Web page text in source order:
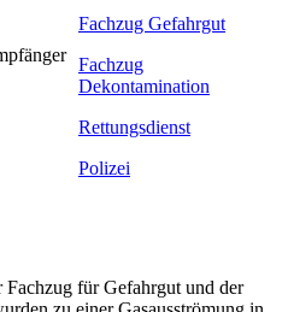
Fachzug Gefahrgut
Fachzug
Dekontamination
Rettungsdienst
Polizei
für Gefahrgut und der